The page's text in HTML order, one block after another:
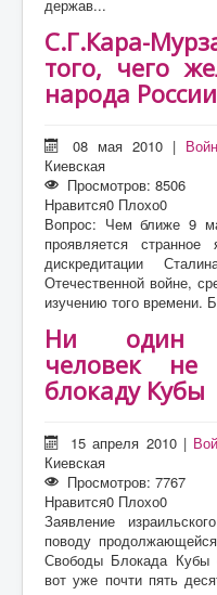
держав...
С.Г.Кара-
того, чего
народа России
08 мая 2010 |
Киевская
Просмотров: 8506
Нравится0 Плохо0
Вопрос: Чем ближе 9
проявляется
дискредитации
Отечественной войне,
изучению того времени.
Ни один
человек
блокаду Кубы
15 апреля 2010 |
Киевская
Просмотров: 7767
Нравится0 Плохо0
Заявление
поводу
Свободы Блокада
вот уже почти пять